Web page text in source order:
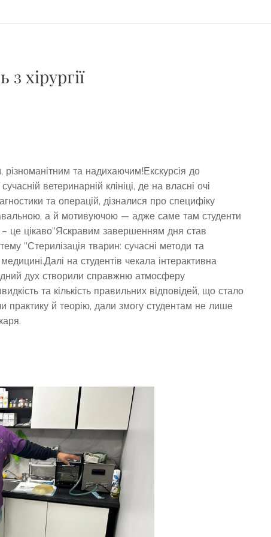
хірургії
та надихаючим!Екскурсія до
ветеринарній клініці, де на власні очі
та операцій, дізналися про специфіку
а й мотивуючою — адже саме там студенти
– це цікаво"Яскравим завершенням дня став
"Стерилізація тварин: сучасні методи та
на студентів чекала інтерактивна
дух створили справжню атмосферу
та кількість правильних відповідей, що стало
практику й теорію, дали змогу студентам не лише